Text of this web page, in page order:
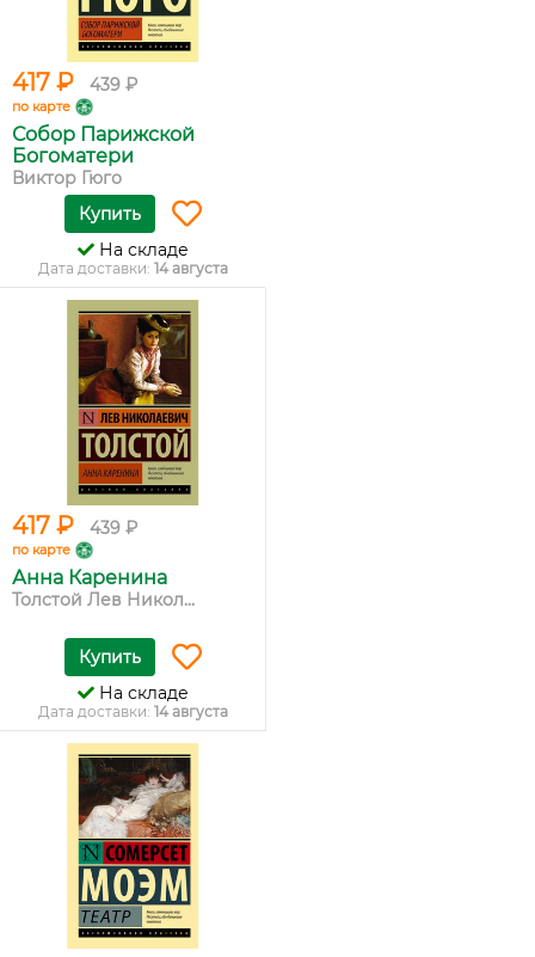
417 ₽ 439 ₽
по карте
Собор Парижской
Богоматери
Виктор Гюго
Купить
На складе
Дата доставки: 14 августа
417 ₽ 439 ₽
по карте
Анна Каренина
Толстой Лев Никол...
Купить
На складе
Дата доставки: 14 августа